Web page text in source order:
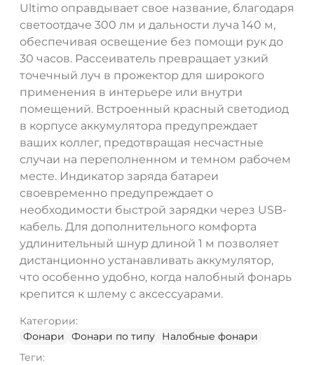
Ultimo оправдывает свое название, благодаря
светоотдаче 300 лм и дальности луча 140 м,
обеспечивая освещение без помощи рук до
30 часов. Рассеиватель превращает узкий
точечный луч в прожектор для широкого
применения в интерьере или внутри
помещений. Встроенный красный светодиод
в корпусе аккумулятора предупреждает
ваших коллег, предотвращая несчастные
случаи на переполненном и темном рабочем
месте. Индикатор заряда батареи
своевременно предупреждает о
необходимости быстрой зарядки через USB-
кабель. Для дополнительного комфорта
удлинительный шнур длиной 1 м позволяет
дистанционно устанавливать аккумулятор,
что особенно удобно, когда налобный фонарь
крепится к шлему с аксессуарами.
Категории:
Фонари
Фонари по типу
Налобные фонари
Теги:
ДА НЕТ